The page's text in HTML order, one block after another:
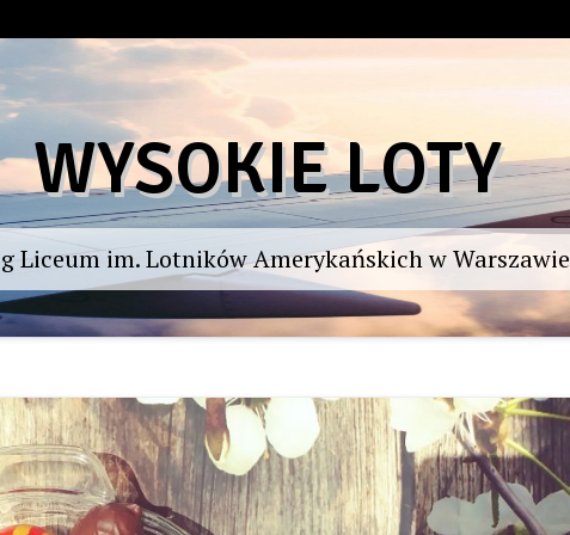
WYSOKIE LOTY
Liceum im. Lotników Amerykańskich w Warszawie